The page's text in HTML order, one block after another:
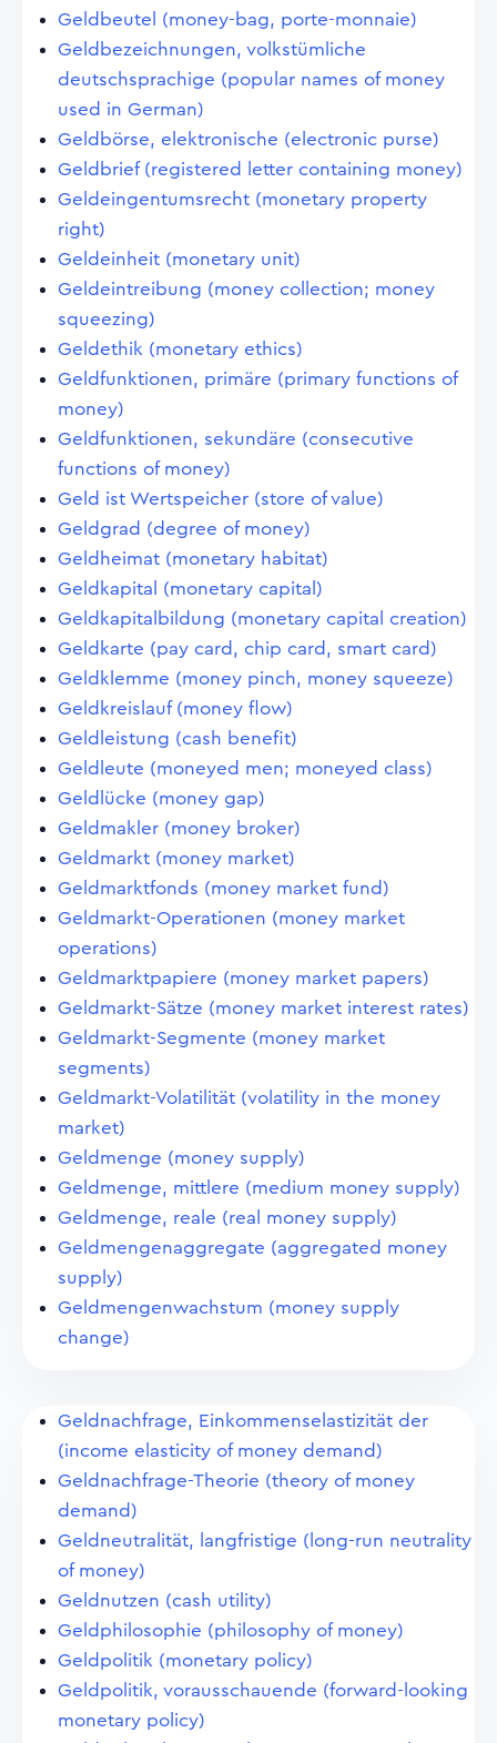
Geldbeutel (money-bag, porte-monnaie)
Geldbezeichnungen, volkstümliche
deutschsprachige (popular names of money
used in German)
Geldbörse, elektronische (electronic purse)
Geldbrief (registered letter containing money)
Geldeingentumsrecht (monetary property
right)
Geldeinheit (monetary unit)
Geldeintreibung (money collection; money
squeezing)
Geldethik (monetary ethics)
Geldfunktionen, primäre (primary functions of
money)
Geldfunktionen, sekundäre (consecutive
functions of money)
Geld ist Wertspeicher (store of value)
Geldgrad (degree of money)
Geldheimat (monetary habitat)
Geldkapital (monetary capital)
Geldkapitalbildung (monetary capital creation)
Geldkarte (pay card, chip card, smart card)
Geldklemme (money pinch, money squeeze)
Geldkreislauf (money flow)
Geldleistung (cash benefit)
Geldleute (moneyed men; moneyed class)
Geldlücke (money gap)
Geldmakler (money broker)
Geldmarkt (money market)
Geldmarktfonds (money market fund)
Geldmarkt-Operationen (money market
operations)
Geldmarktpapiere (money market papers)
Geldmarkt-Sätze (money market interest rates)
Geldmarkt-Segmente (money market
segments)
Geldmarkt-Volatilität (volatility in the money
market)
Geldmenge (money supply)
Geldmenge, mittlere (medium money supply)
Geldmenge, reale (real money supply)
Geldmengenaggregate (aggregated money
supply)
Geldmengenwachstum (money supply
change)
Geldnachfrage, Einkommenselastizität der
(income elasticity of money demand)
Geldnachfrage-Theorie (theory of money
demand)
Geldneutralität, langfristige (long-run neutrality
of money)
Geldnutzen (cash utility)
Geldphilosophie (philosophy of money)
Geldpolitik (monetary policy)
Geldpolitik, vorausschauende (forward-looking
monetary policy)